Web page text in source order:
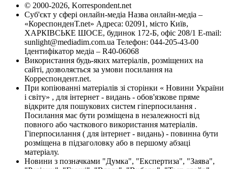
© 2000-2026, Korrespondent.net
Суб'єкт у сфері онлайн-медіа Назва онлайн-медіа –
«КореспонденТ.net» Адреса: 02091, місто Київ,
ХАРКІВСЬКЕ ШОСЕ, будинок 172-Б, офіс 208/1 E-mail:
sunlight@mediadim.com.ua Телефон: 044-205-43-00
Ідентифікатор медіа – R40-06068
Використання будь-яких матеріалів, розміщених на
сайті, дозволяється за умови посилання на
Корреспондент.net.
При копіюванні матеріалів зі сторінки « Новини України
і світу» , для інтернет - видань - обов'язкове пряме
відкрите для пошукових систем гіперпосилання .
Посилання має бути розміщена в незалежності від
повного або часткового використання матеріалів.
Гіперпосилання ( для інтернет - видань) - повинна бути
розміщена в підзаголовку або в першому абзаці
матеріалу.
Новини з позначками "Думка", "Експертиза", "Заява",